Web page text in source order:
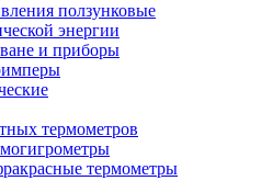
ползунковые
энергии
и приборы
термометров
термометры